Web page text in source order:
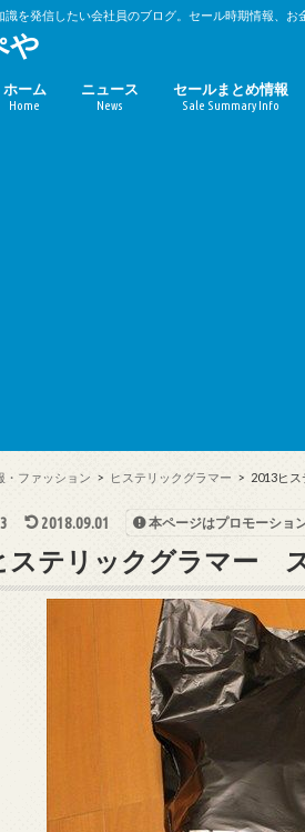
識を発信したい会社員のブログ。セール時期情報、お
や
ホーム
Home
ニュース
News
セールまとめ情報
Sale Summary Info
・ファッション ヒステリックグラマー 2013ヒ
2018.09.01 本ページはプロモーショ
ステリックグラマー